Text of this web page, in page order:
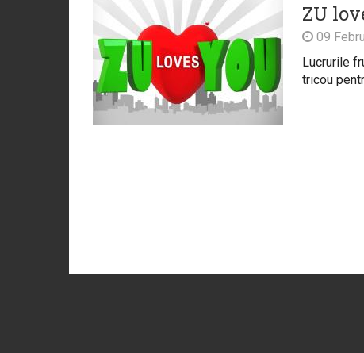
ZU
09
Lucrurile
tricou